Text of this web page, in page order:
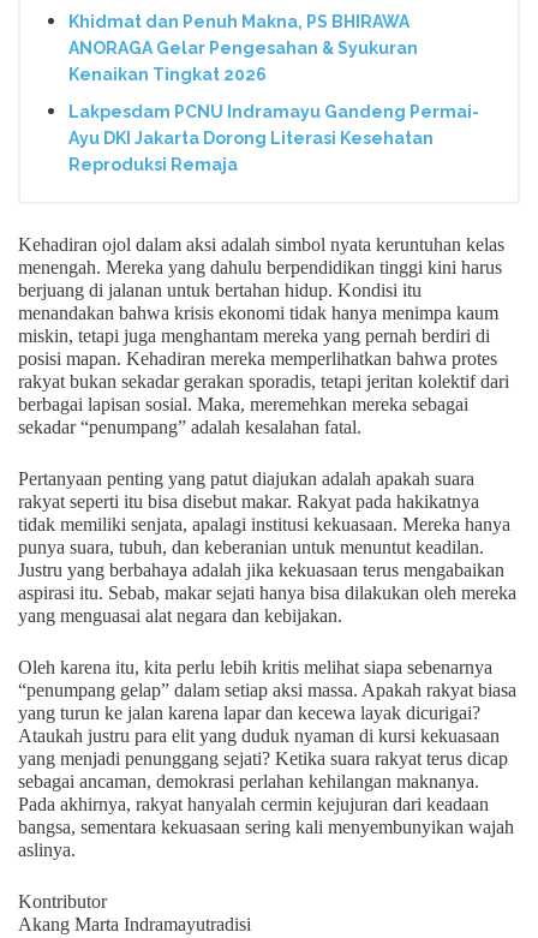
Khidmat dan Penuh Makna, PS BHIRAWA
ANORAGA Gelar Pengesahan & Syukuran
Kenaikan Tingkat 2026
Lakpesdam PCNU Indramayu Gandeng Permai-
Ayu DKI Jakarta Dorong Literasi Kesehatan
Reproduksi Remaja
Kehadiran ojol dalam aksi adalah simbol nyata keruntuhan kelas
menengah. Mereka yang dahulu berpendidikan tinggi kini harus
berjuang di jalanan untuk bertahan hidup. Kondisi itu
menandakan bahwa krisis ekonomi tidak hanya menimpa kaum
miskin, tetapi juga menghantam mereka yang pernah berdiri di
posisi mapan. Kehadiran mereka memperlihatkan bahwa protes
rakyat bukan sekadar gerakan sporadis, tetapi jeritan kolektif dari
berbagai lapisan sosial. Maka, meremehkan mereka sebagai
sekadar “penumpang” adalah kesalahan fatal.
Pertanyaan penting yang patut diajukan adalah apakah suara
rakyat seperti itu bisa disebut makar. Rakyat pada hakikatnya
tidak memiliki senjata, apalagi institusi kekuasaan. Mereka hanya
punya suara, tubuh, dan keberanian untuk menuntut keadilan.
Justru yang berbahaya adalah jika kekuasaan terus mengabaikan
aspirasi itu. Sebab, makar sejati hanya bisa dilakukan oleh mereka
yang menguasai alat negara dan kebijakan.
Oleh karena itu, kita perlu lebih kritis melihat siapa sebenarnya
“penumpang gelap” dalam setiap aksi massa. Apakah rakyat biasa
yang turun ke jalan karena lapar dan kecewa layak dicurigai?
Ataukah justru para elit yang duduk nyaman di kursi kekuasaan
yang menjadi penunggang sejati? Ketika suara rakyat terus dicap
sebagai ancaman, demokrasi perlahan kehilangan maknanya.
Pada akhirnya, rakyat hanyalah cermin kejujuran dari keadaan
bangsa, sementara kekuasaan sering kali menyembunyikan wajah
aslinya.
Kontributor
Akang Marta Indramayutradisi